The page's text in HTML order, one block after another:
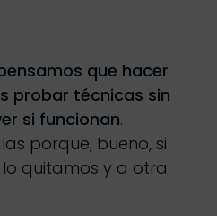
que hacer
probar técnicas sin
si funcionan.
porque, bueno, si
quitamos y a otra